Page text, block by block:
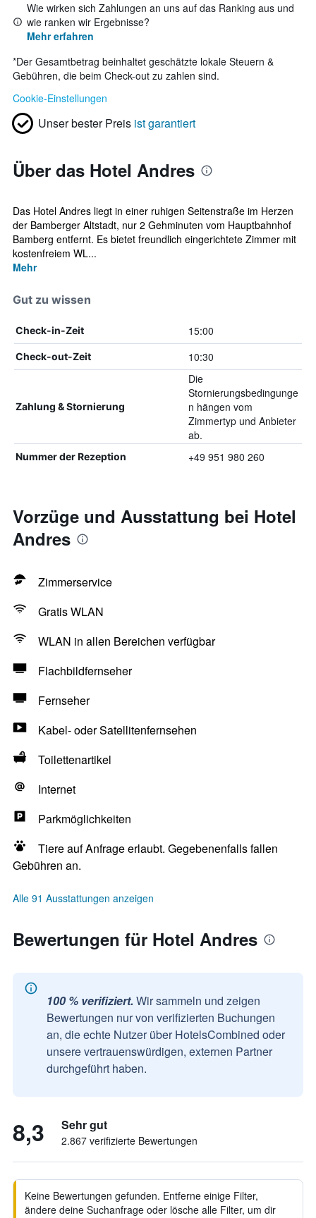
Wie wirken sich Zahlungen an uns auf das Ranking aus und
wie ranken wir Ergebnisse?
Mehr erfahren
*Der Gesamtbetrag beinhaltet geschätzte lokale Steuern &
Gebühren, die beim Check-out zu zahlen sind.
Cookie-Einstellungen
Unser bester Preis ist garantiert
Über das Hotel Andres
Das Hotel Andres liegt in einer ruhigen Seitenstraße im Herzen
der Bamberger Altstadt, nur 2 Gehminuten vom Hauptbahnhof
Bamberg entfernt. Es bietet freundlich eingerichtete Zimmer mit
kostenfreiem WL...
Mehr
Gut zu wissen
Check-in-Zeit 15:00
Check-out-Zeit 10:30
Zahlung & Stornierung
Die
Stornierungsbedingunge
n hängen vom
Zimmertyp und Anbieter
ab.
Nummer der Rezeption +49 951 980 260
Vorzüge und Ausstattung bei Hotel
Andres
Zimmerservice
Gratis WLAN
WLAN in allen Bereichen verfügbar
Flachbildfernseher
Fernseher
Kabel- oder Satellitenfernsehen
Toilettenartikel
Internet
Parkmöglichkeiten
Tiere auf Anfrage erlaubt. Gegebenenfalls fallen
Gebühren an.
Alle 91 Ausstattungen anzeigen
Bewertungen für Hotel Andres
100 % verifiziert. Wir sammeln und zeigen
Bewertungen nur von verifizierten Buchungen
an, die echte Nutzer über HotelsCombined oder
unsere vertrauenswürdigen, externen Partner
durchgeführt haben.
8,3 Sehr gut
2.867 verifizierte Bewertungen
Keine Bewertungen gefunden. Entferne einige Filter,
ändere deine Suchanfrage oder lösche alle Filter, um dir